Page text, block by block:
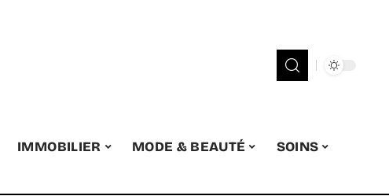
IMMOBILIER MODE & BEAUTÉ
SOINS